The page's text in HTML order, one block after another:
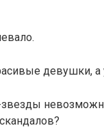
девушки,